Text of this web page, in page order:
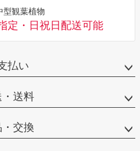
型観葉植物
定・日祝日配送可能
払い
・送料
交換